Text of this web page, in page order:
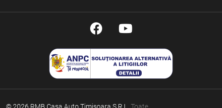
© 2026 RMB Casa Auto Timisoara S.R.L. Toate